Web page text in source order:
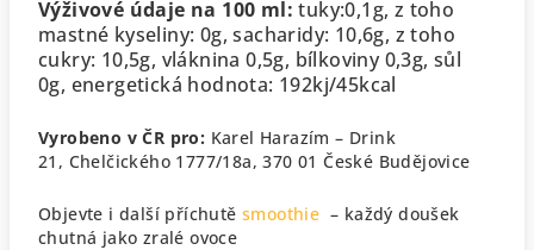
Výživové údaje na 100 ml: tuky:0,1g, z toho
mastné kyseliny: 0g,sacharidy: 10,6g, z toho
cukry: 10,5g, vláknina 0,5g, bílkoviny 0,3g,sůl
0g, energetická hodnota: 192kj/45kcal
Vyrobeno v ČR pro: Karel Harazím – Drink
21, Chelčického 1777/18a, 370 01 České Budějovice
Objevte i další příchutě smoothie – každý doušek
chutná jako zralé ovoce